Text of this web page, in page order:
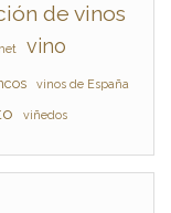
de vinos
vino
vinos de España
viñedos